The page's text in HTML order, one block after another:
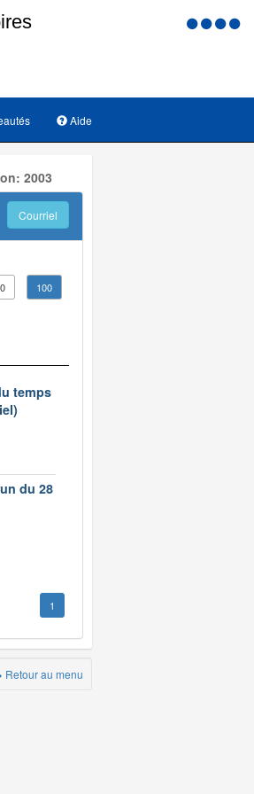
Menu
Aide
2003
Courriel
100
temps
du 28
1
Retour au menu